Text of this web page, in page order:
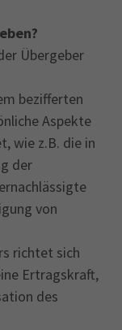
Übergeber
bezifferten
Aspekte
wie z.B. die in
der
von
richtet sich
Ertragskraft,
des